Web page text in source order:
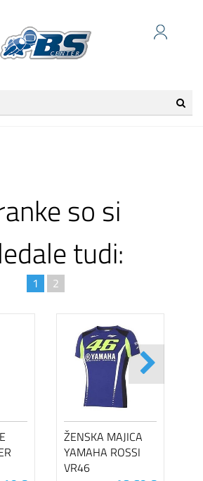
so si
tudi:
1 2
ŽENSKA MAJICA
YAMAHA ROSSI
VR46